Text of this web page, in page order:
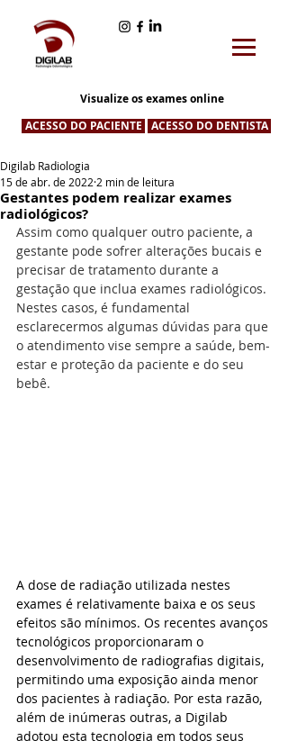
Visualize os exames online
ACESSO DO PACIENTE
ACESSO DO DENTISTA
Gestantes podem realizar exames
radiológicos?
Digilab Radiologia
15 de abr. de 2022 2 min de leitura
Assim como qualquer outro paciente, a
gestante pode sofrer alterações bucais e
precisar de tratamento durante a
gestação que inclua exames radiológicos.
Nestes casos, é fundamental
esclarecermos algumas dúvidas para que
o atendimento vise sempre a saúde, bem-
estar e proteção da paciente e do seu
bebê.
A dose de radiação utilizada nestes
exames é relativamente baixa e os seus
efeitos são mínimos. Os recentes avanços
tecnológicos proporcionaram o
desenvolvimento de radiografias digitais,
permitindo uma exposição ainda menor
dos pacientes à radiação. Por esta razão,
além de inúmeras outras, a Digilab
adotou esta tecnologia em todos seus